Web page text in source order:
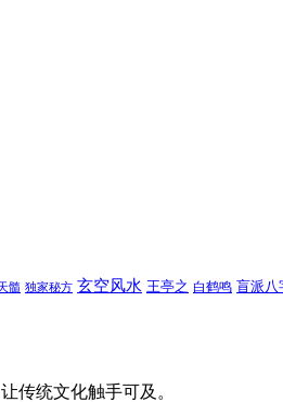
髓 独家秘方 玄空风水 王亭之 白鹤鸣 盲派八
传统文化触手可及。